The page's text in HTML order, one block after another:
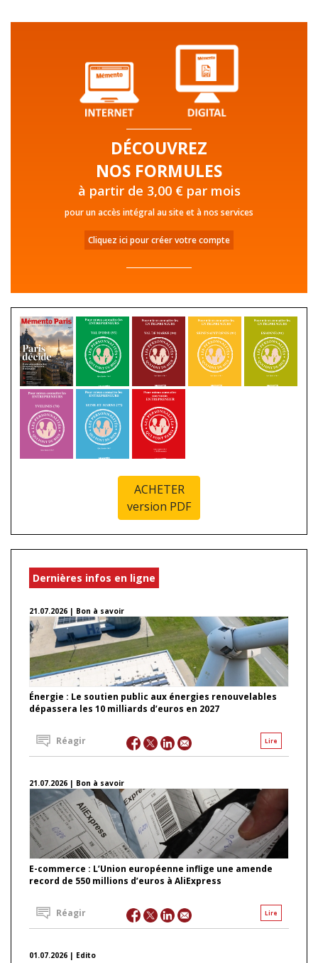
DÉCOUVREZ
NOS FORMULES
à partir de 3,00 € par mois
pour un accès intégral au site et à nos services
Cliquez ici pour créer votre compte
ACHETER
version PDF
Dernières infos en ligne
21.07.2026 | Bon à savoir
Énergie : Le soutien public aux énergies renouvelables
dépassera les 10 milliards d’euros en 2027
Lire
Réagir
21.07.2026 | Bon à savoir
E-commerce : L’Union européenne inflige une amende
record de 550 millions d’euros à AliExpress
Lire
Réagir
01.07.2026 | Edito